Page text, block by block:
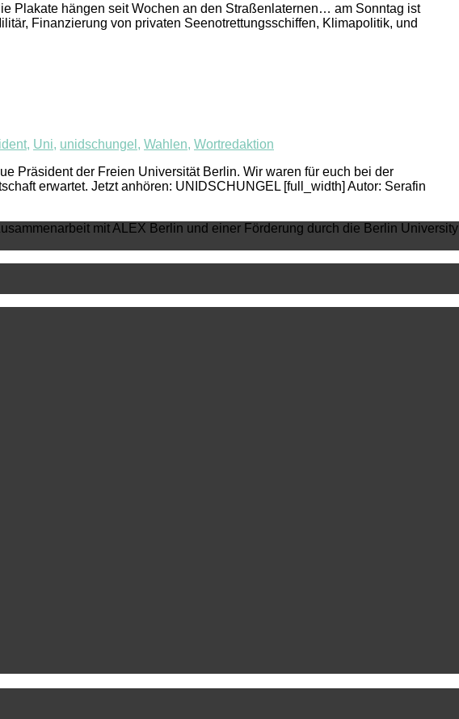
Plakate hängen seit Wochen an den Straßenlaternen… am Sonntag ist
Finanzierung von privaten Seenotrettungsschiffen, Klimapolitik, und
, Uni, unidschungel , Wahlen, Wortredaktion
Präsident der Freien Universität Berlin. Wir waren für euch bei der
erwartet. Jetzt anhören: UNIDSCHUNGEL [full_width] Autor: Serafin
mit ALEX Berlin und einer Förderung durch die Berlin University